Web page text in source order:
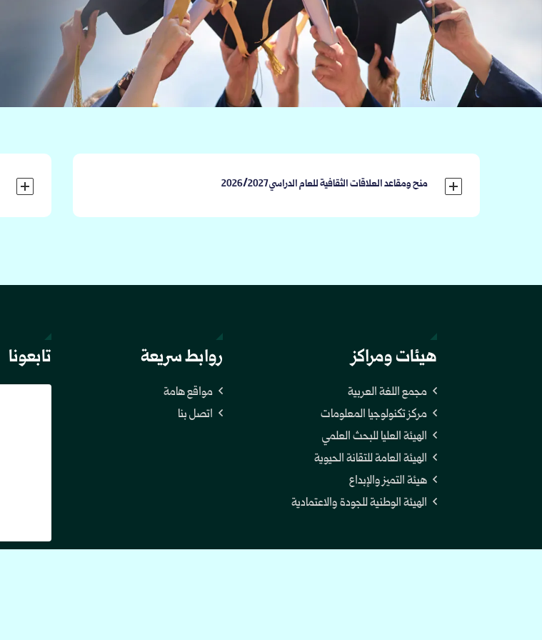
منح ومقاعد العلاقات الثقافية للعام الدراسي 2026/2027
هيئات ومراكز
مجمع اللغة العربية
مركز تكنولوجيا المعلومات
الهيئة العليا للبحث العلمي
الهيئة العامة للتقانة الحيوية
هيئة التميز والإبداع
الهيئة الوطنية للجودة والاعتمادية
روابط سريعة
مواقع هامة
اتصل بنا
تابعونا